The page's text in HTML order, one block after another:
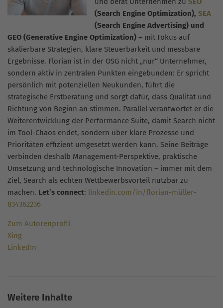
(Search Engine Optimization), SEA
(Search Engine Advertising) und
GEO (Generative Engine Optimization) – mit Fokus auf
skalierbare Strategien, klare Steuerbarkeit und messbare
Ergebnisse. Florian ist in der OSG nicht „nur“ Unternehmer,
sondern aktiv in zentralen Punkten eingebunden: Er spricht
persönlich mit potenziellen Neukunden, führt die
strategische Erstberatung und sorgt dafür, dass Qualität und
Richtung von Beginn an stimmen. Parallel verantwortet er die
Weiterentwicklung der Performance Suite, damit Search nicht
im Tool-Chaos endet, sondern über klare Prozesse und
Prioritäten effizient umgesetzt werden kann. Seine Beiträge
verbinden deshalb Management-Perspektive, praktische
Umsetzung und technologische Innovation – immer mit dem
Ziel, Search als echten Wettbewerbsvorteil nutzbar zu
machen. Let’s connect: linkedin.com/in/florian-müller-
834362236
Zum Autorenprofil
Xing
LinkedIn
Weitere Inhalte